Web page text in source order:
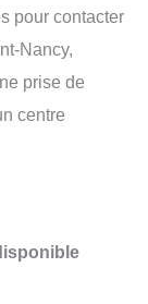
pour contacter
Nancy,
prise de
centre